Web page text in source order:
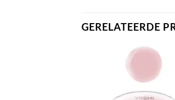
GERELATEERDE